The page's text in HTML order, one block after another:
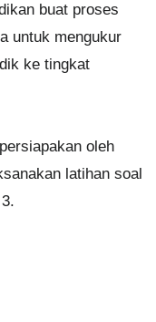
buat proses
untuk mengukur
ke tingkat
oleh
latihan soal